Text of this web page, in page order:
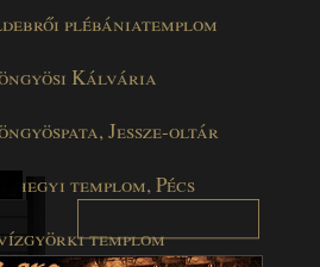
plébániatemplom
Kálvária
Jessze-oltár
templom, Pécs
templom